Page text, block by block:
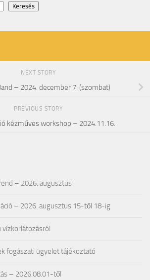
Keresés
NEXT STORY
– 2024. december 7. (szombat)
PREVIOUS STORY
kézműves workshop – 2024.11.16.
– 2026. augusztus
– 2026. augusztus 15-től 18-ig
vízkorlátozásról
fogászati ügyelet tájékoztató
– 2026.08.01-től